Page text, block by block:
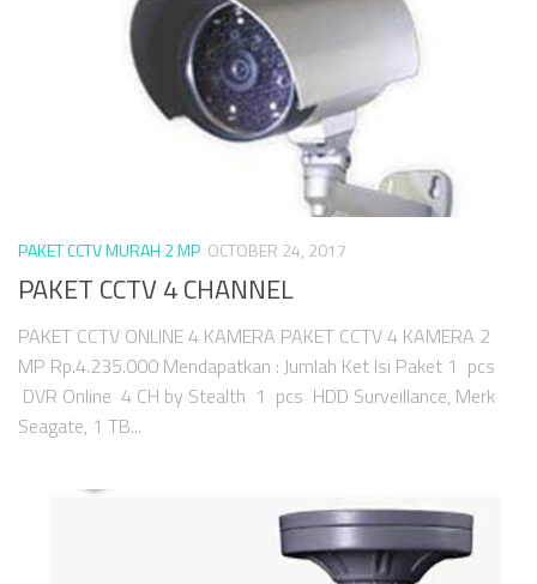
PAKET CCTV MURAH 2 MP OCTOBER 24, 2017
PAKET CCTV 4 CHANNEL
PAKET CCTV ONLINE 4 KAMERA PAKET CCTV 4 KAMERA 2
MP Rp.4.235.000 Mendapatkan : Jumlah Ket Isi Paket 1 pcs
DVR Online 4 CH by Stealth 1 pcs HDD Surveillance, Merk
Seagate, 1 TB...